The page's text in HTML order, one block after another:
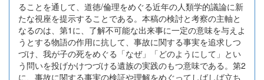
ることを通して、道徳/倫理をめぐる近年の人類学的議論に新
たな視座を提示することである。本稿の検討と考察の主軸と
なるのは、第1に、了解不可能な出来事に一定の意味を与えよ
うとする物語の作用に抗して、事故に関する事実を追求しつ
づけ、我が子の死をめぐる「なぜ」「どのようにして」とい
う問いを投げかけつづける遺族の実践のもつ意味である。第2
に、事故に関する事実の検証や理解をめぐってしばしば立ち